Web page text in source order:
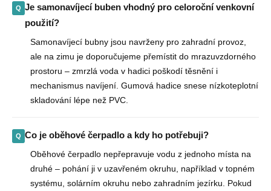
Je samonavíjecí buben vhodný pro celoroční venkovní
použití?
Samonavíjecí bubny jsou navrženy pro zahradní provoz,
ale na zimu je doporučujeme přemístit do mrazuvzdorného
prostoru – zmrzlá voda v hadici poškodí těsnění i
mechanismus navíjení. Gumová hadice snese nízkoteplotní
skladování lépe než PVC.
Co je oběhové čerpadlo a kdy ho potřebuji?
Oběhové čerpadlo nepřepravuje vodu z jednoho místa na
druhé – pohání ji v uzavřeném okruhu, například v topném
systému, solárním okruhu nebo zahradním jezírku. Pokud